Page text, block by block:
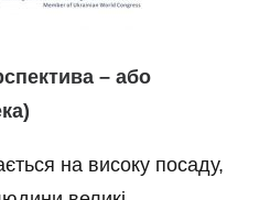
– або
на високу посаду,